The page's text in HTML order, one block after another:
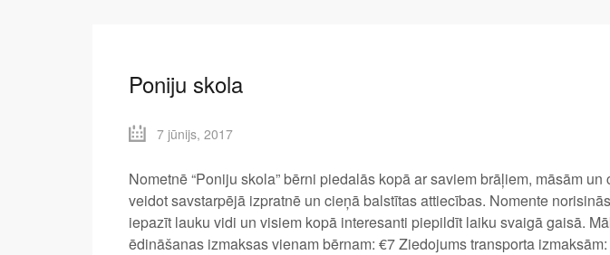
Poniju skola
7 jūnijs, 2017
Nometnē “Poniju skola” bērni piedalās kopā ar saviem brāļiem, māsām
veidot savstarpējā izpratnē un cieņā balstītas attiecības. Nomente
iepazīt lauku vidi un visiem kopā interesanti piepildīt laiku svaigā gaisā.
ēdināšanas izmaksas vienam bērnam: €7 Ziedojums transporta